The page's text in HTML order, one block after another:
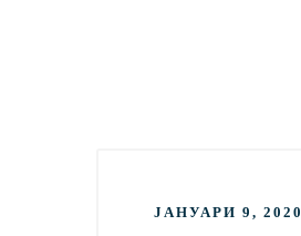
ЈАНУАРИ 9, 2020